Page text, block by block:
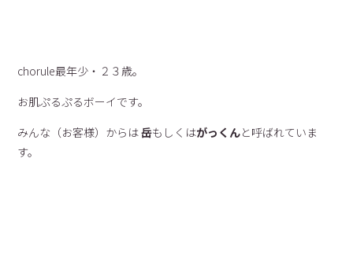
chorule最年少・２３歳。
お肌ぷるぷるボーイです。
みんな（お客様）からは岳もしくはがっくんと呼ばれていま
す。